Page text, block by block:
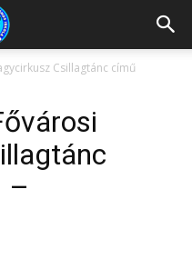
Csillagtánc című
–